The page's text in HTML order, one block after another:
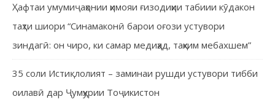
Ҳафтаи умумиҷаҳонии ҳимояи ғизодиҳии табиии кӯдакон
таҳти шиори “Синамаконӣ барои оғози устувори
зиндагӣ: он чиро, ки самар медиҳад, таҳким мебахшем”
35 соли Истиқлолият – заминаи рушди устувори тибби
оилавӣ дар Ҷумҳурии Тоҷикистон